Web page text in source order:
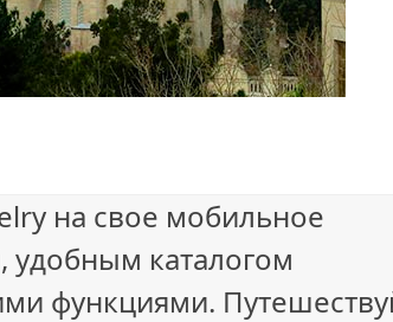
на свое мобильное
удобным каталогом
функциями.